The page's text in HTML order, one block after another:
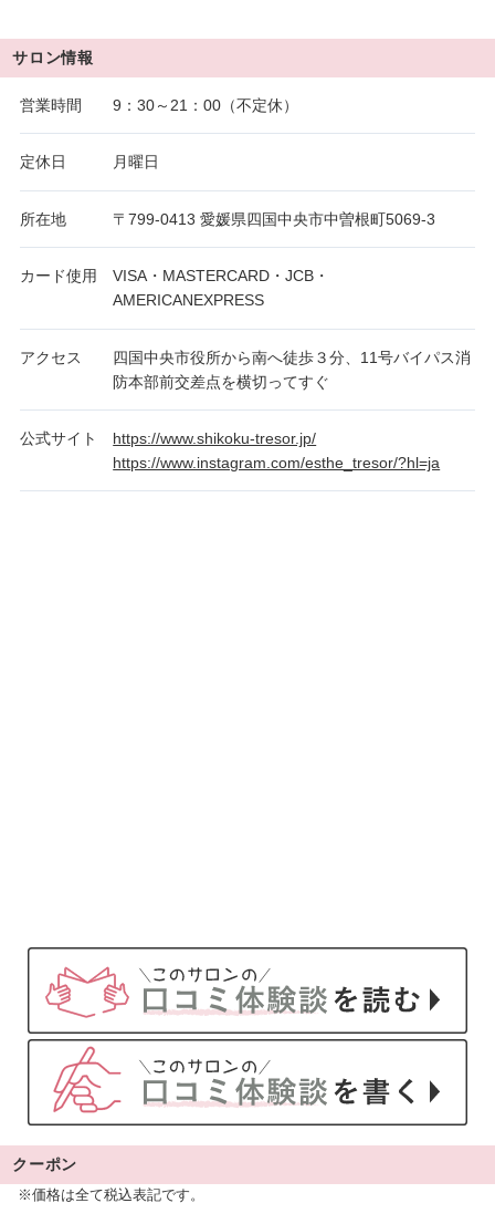
サロン情報
営業時間 9：30～21：00（不定休）
定休日 月曜日
所在地 〒799-0413 愛媛県四国中央市中曽根町5069-3
カード使用
VISA・MASTERCARD・JCB・
AMERICANEXPRESS
アクセス
四国中央市役所から南へ徒歩３分、11号バイパス消
防本部前交差点を横切ってすぐ
公式サイト
https://www.shikoku-tresor.jp/
https://www.instagram.com/esthe_tresor/?hl=ja
クーポン
※価格は全て税込表記です。